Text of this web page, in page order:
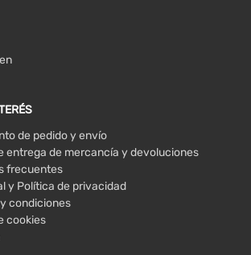
de pedido y envío
entrega de mercancía y devoluciones
frecuentes
y Política de privacidad
condiciones
cookies